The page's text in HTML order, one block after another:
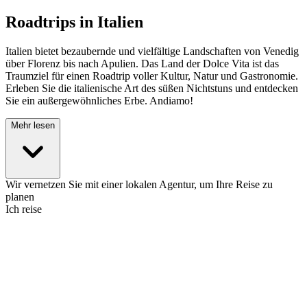
Roadtrips in Italien
Italien bietet bezaubernde und vielfältige Landschaften von Venedig
über Florenz bis nach Apulien. Das Land der Dolce Vita ist das
Traumziel für einen Roadtrip voller Kultur, Natur und Gastronomie.
Erleben Sie die italienische Art des süßen Nichtstuns und entdecken
Sie ein außergewöhnliches Erbe. Andiamo!
Mehr lesen
Wir vernetzen Sie mit einer lokalen Agentur, um Ihre Reise zu
planen
Ich reise